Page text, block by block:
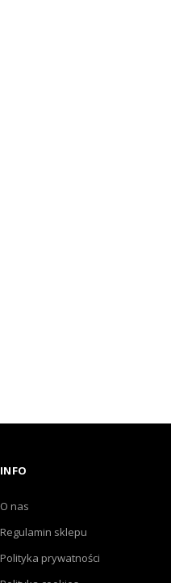
INFO
O nas
Regulamin sklepu
Polityka prywatności